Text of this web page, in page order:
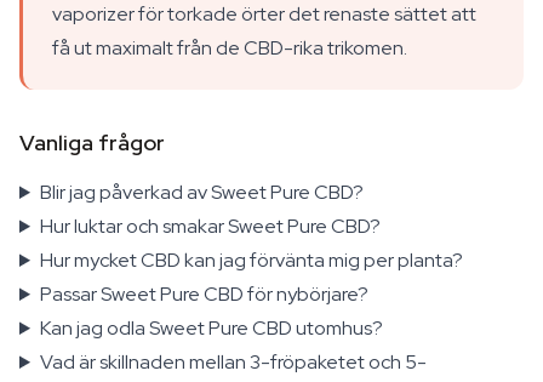
vaporizer för torkade örter det renaste sättet att
få ut maximalt från de CBD-rika trikomen.
Vanliga frågor
Blir jag påverkad av Sweet Pure CBD?
Hur luktar och smakar Sweet Pure CBD?
Hur mycket CBD kan jag förvänta mig per planta?
Passar Sweet Pure CBD för nybörjare?
Kan jag odla Sweet Pure CBD utomhus?
Vad är skillnaden mellan 3-fröpaketet och 5-